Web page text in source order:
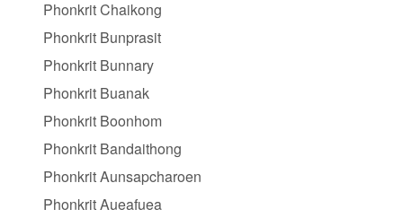
Phonkrit Chaikong
Phonkrit Bunprasit
Phonkrit Bunnary
Phonkrit Buanak
Phonkrit Boonhom
Phonkrit Bandaithong
Phonkrit Aunsapcharoen
Phonkrit Aueafuea